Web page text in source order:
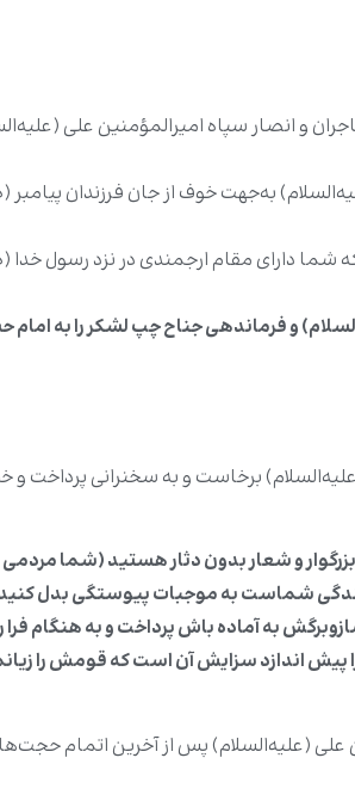
و انصار سپاه امیرالمؤمنین علی
به‌جهت خوف از جان فرزندان پیامبر
دارای مقام ارجمندی در نزد رسول خدا
و فرماندهی جناح چپ لشکر را به
برخاست و به سخنرانی پرداخت و
و شعار بدون دثار هستید (شما مردمی
شماست به موجبات پیوستگی بدل
به آماده باش پرداخت و به هنگام
اندازد سزایش آن است که قومش را
(علیه‌السلام) پس از آخرین اتمام